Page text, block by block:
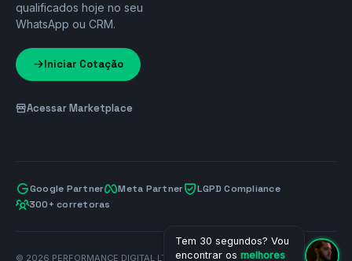
qualificados hoje no seu
WhatsApp ou CRM.
Iniciar Cotação
Acessar Marketplace
Google Partner Meta Partner
LGPD Compliance
300+ corretoras
© 2026 PERFORMANCE DIGITAL LTDA · CNPJ 26.704.902/0001-00
Tem 30 segundos? Vou
encontrar os melhores